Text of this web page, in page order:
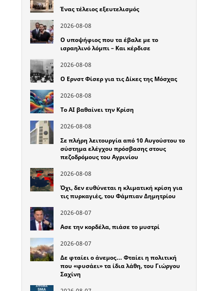
Ένας τέλειος εξευτελισμός
2026-08-08
Ο υποψήφιος που τα έβαλε με το
ισραηλινό λόμπι – Και κέρδισε
2026-08-08
Ο Ερνστ Φίσερ για τις Δίκες της Μόσχας
2026-08-08
Το ΑΙ βαθαίνει την Κρίση
2026-08-08
Σε πλήρη λειτουργία από 10 Αυγούστου το
σύστημα ελέγχου πρόσβασης στους
πεζοδρόμους του Αγρινίου
2026-08-08
Όχι, δεν ευθύνεται η κλιματική κρίση για
τις πυρκαγιές, του Φάμπιαν Δημητρίου
2026-08-07
Ασε την κορδέλα, πιάσε το μυστρί
2026-08-07
Δε φταίει ο άνεμος… Φταίει η πολιτική
που «φυσάει» τα ίδια λάθη, του Γιώργου
Σαχίνη